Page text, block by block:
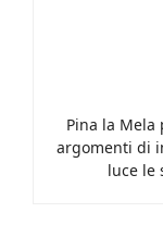
Pina la Mela
argomenti di
luce le